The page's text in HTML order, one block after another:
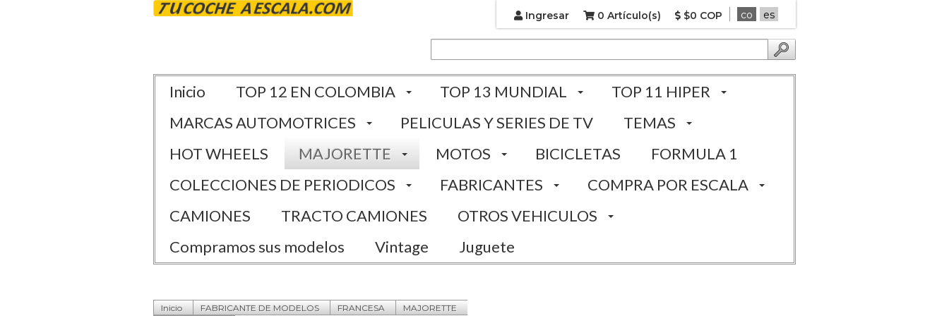
Ingresar 0 Artículo(s) $0 COP co es
Inicio TOP 12 EN COLOMBIA TOP 13 MUNDIAL
TOP 11 HIPER
MARCAS AUTOMOTRICES
PELICULAS Y SERIES DE TV
TEMAS
HOT WHEELS
MAJORETTE MOTOS BICICLETAS
FORMULA 1
COLECCIONES DE PERIODICOS
FABRICANTES
COMPRA POR ESCALA
CAMIONES
TRACTO CAMIONES
OTROS VEHICULOS
Compramos sus modelos
Vintage Juguete
Inicio FABRICANTE DE MODELOS FRANCESA
MAJORETTE